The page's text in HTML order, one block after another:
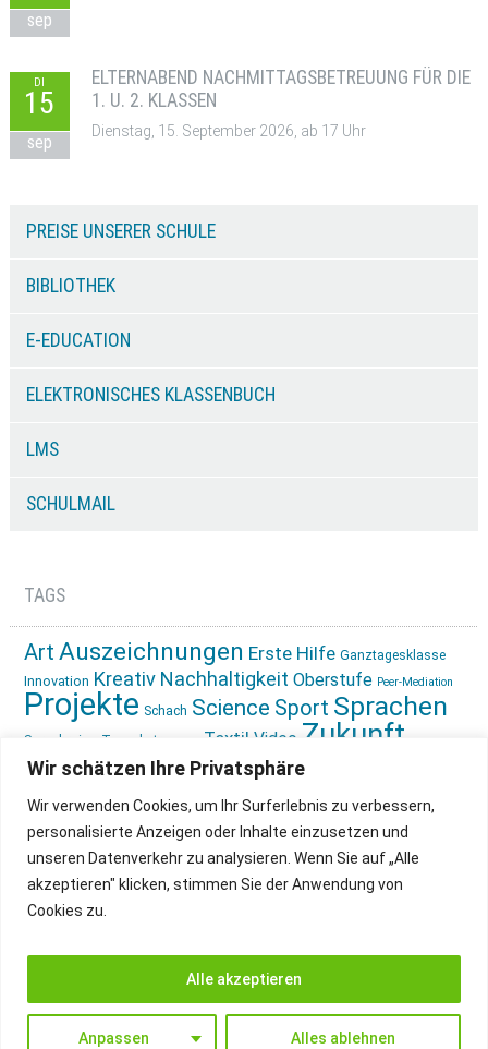
Wir schätzen Ihre Privatsphäre
Wir verwenden Cookies, um Ihr Surferlebnis zu verbessern,
personalisierte Anzeigen oder Inhalte einzusetzen und
unseren Datenverkehr zu analysieren. Wenn Sie auf „Alle
akzeptieren" klicken, stimmen Sie der Anwendung von
Cookies zu.
Anpassen Alles ablehnen
Alle akzeptieren
sep
DI
15
sep
ELTERNABEND NACHMITTAGSBETREUUNG FÜR DIE
1. U. 2. KLASSEN
Dienstag, 15. September 2026, ab 17 Uhr
PREISE UNSERER SCHULE
BIBLIOTHEK
E-EDUCATION
ELEKTRONISCHES KLASSENBUCH
LMS
SCHULMAIL
TAGS
Art Auszeichnungen Erste Hilfe Ganztagesklasse
Innovation Kreativ Nachhaltigkeit Oberstufe Peer-Mediation
Projekte Schach Science Sport Sprachen
Sprachreise Tagesbetreuung Textil Video Zukunft
gestalten Ökologie
IMPRESSUM